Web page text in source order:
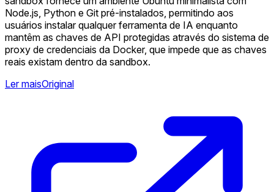
Node.js, Python e Git pré-instalados, permitindo aos
usuários instalar qualquer ferramenta de IA enquanto
mantêm as chaves de API protegidas através do sistema de
proxy de credenciais da Docker, que impede que as chaves
reais existam dentro da sandbox.
Ler maisOriginal